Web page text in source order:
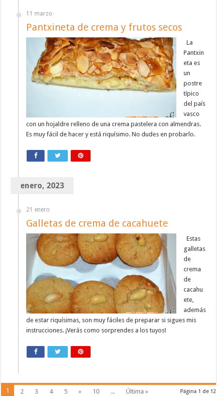
11 marzo
Pantxineta de crema y frutos secos
La
Pantxin
eta es
un
postre
típico
del país
vasco
con un hojaldre relleno de una crema pastelera con almendras.
Es muy fácil de hacer y está riquísimo. No dudes en probarlo.
enero, 2023
21 enero
Galletas de crema de cacahuete
Estas
galletas
de
crema
de
cacahu
ete,
además
de estar riquísimas, son muy fáciles de preparar si sigues mis
instrucciones. ¡Verás como sorprendes a los tuyos!
Página 1 de 12
1 2 3 4 5 » 10 ... Última »